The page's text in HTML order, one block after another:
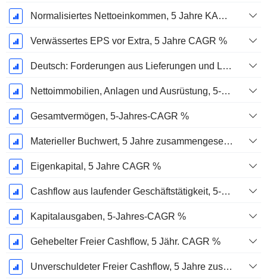
Normalisiertes Nettoeinkommen, 5 Jahre KAGR %
Verwässertes EPS vor Extra, 5 Jahre CAGR %
Deutsch: Forderungen aus Lieferungen und Leistungen, 5-Jahres-CAGR %
Nettoimmobilien, Anlagen und Ausrüstung, 5-Jahres-CAGR %
Gesamtvermögen, 5-Jahres-CAGR %
Materieller Buchwert, 5 Jahre zusammengesetzte jährliche Wachstumsrate %
Eigenkapital, 5 Jahre CAGR %
Cashflow aus laufender Geschäftstätigkeit, 5-Jahres-CAGR %
Kapitalausgaben, 5-Jahres-CAGR %
Gehebelter Freier Cashflow, 5 Jähr. CAGR %
Unverschuldeter Freier Cashflow, 5 Jahre zusammengesetzte jährliche Wachstumsrate %